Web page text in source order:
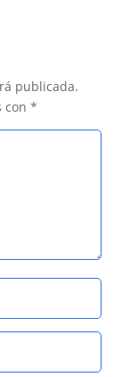
publicada.
con*